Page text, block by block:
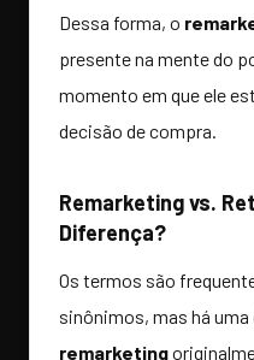
Dessa forma, o
presente na mente do
momento em que ele
decisão de compra.
Remarketing vs.
Diferença?
Os termos são
sinônimos, mas há
remarketing